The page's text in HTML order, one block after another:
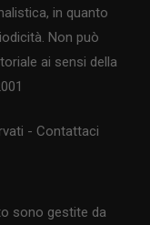
in quanto
Non può
ai sensi della
- Contattaci
sono gestite da